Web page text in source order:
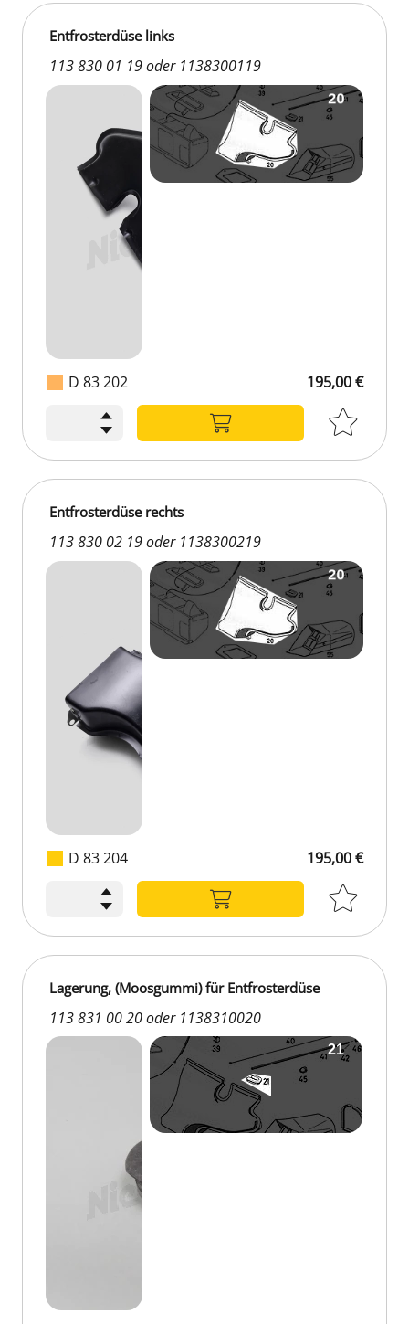
D 83 202
Entfrosterdüse links
113 830 01 19 oder 1138300119
195,00 €
D 83 204
Entfrosterdüse rechts
113 830 02 19 oder 1138300219
195,00 €
Lagerung, (Moosgummi) für Entfrosterdüse
113 831 00 20 oder 1138310020